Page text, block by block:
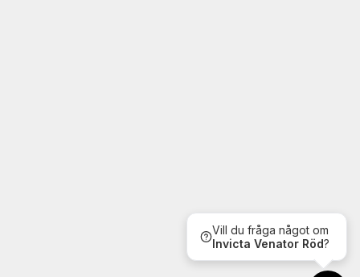
Vill du fråga något om
Invicta Venator Röd?